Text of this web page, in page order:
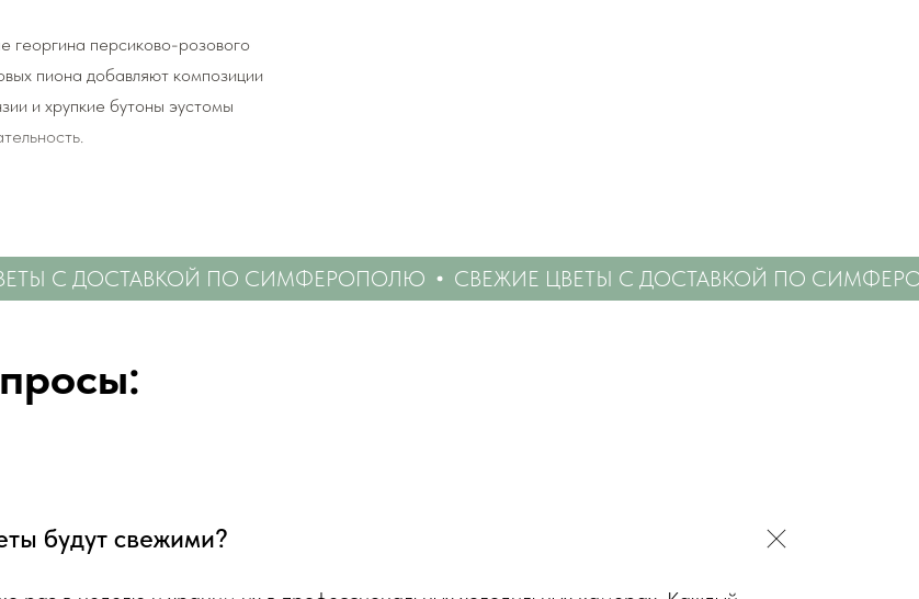
георгина персиково-розового
пиона добавляют композиции
и хрупкие бутоны эустомы
С ДОСТАВКОЙ ПО СИМФЕРОПОЛЮ СВЕЖИЕ ЦВЕТЫ С ДОСТАВКОЙ ПО
будут свежими?